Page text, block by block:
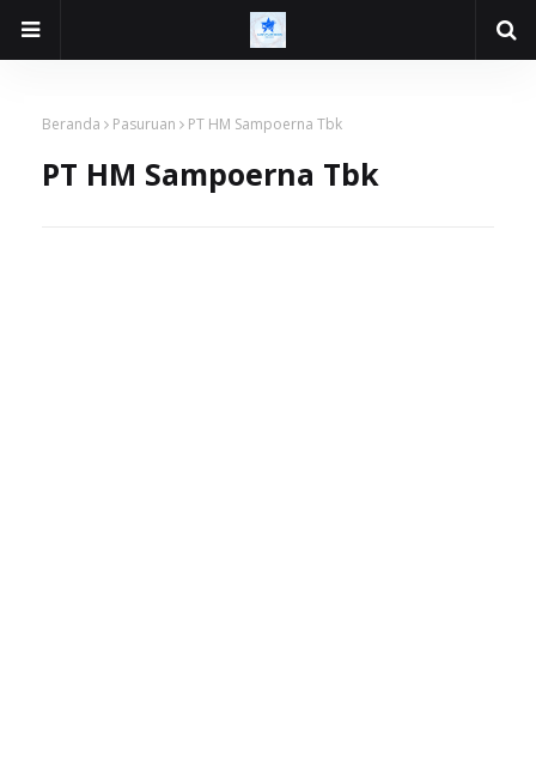
Beranda Pasuruan PT HM Sampoerna Tbk
PT HM Sampoerna Tbk